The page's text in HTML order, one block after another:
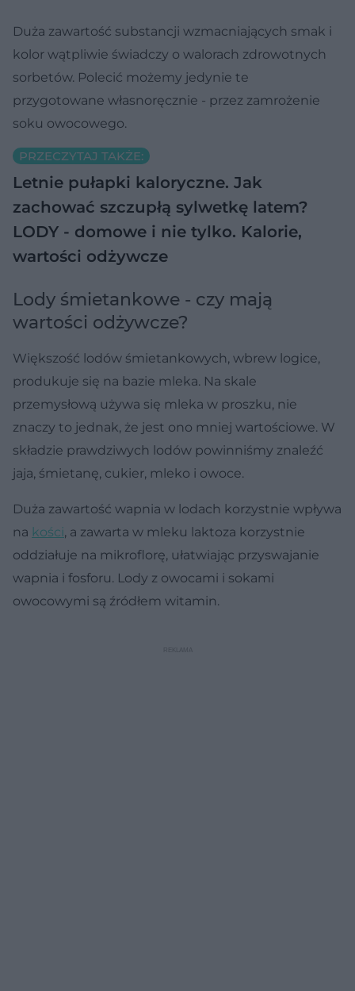
Duża zawartość substancji wzmacniających smak i
kolor wątpliwie świadczy o walorach zdrowotnych
sorbetów. Polecić możemy jedynie te
przygotowane własnoręcznie - przez zamrożenie
soku owocowego.
PRZECZYTAJ TAKŻE:
Letnie pułapki kaloryczne. Jak
zachować szczupłą sylwetkę latem?
LODY - domowe i nie tylko. Kalorie,
wartości odżywcze
Lody śmietankowe - czy mają
wartości odżywcze?
Większość lodów śmietankowych, wbrew logice,
produkuje się na bazie mleka. Na skale
przemysłową używa się mleka w proszku, nie
znaczy to jednak, że jest ono mniej wartościowe. W
składzie prawdziwych lodów powinniśmy znaleźć
jaja, śmietanę, cukier, mleko i owoce.
Duża zawartość wapnia w lodach korzystnie wpływa
na kości, a zawarta w mleku laktoza korzystnie
oddziałuje na mikroflorę, ułatwiając przyswajanie
wapnia i fosforu. Lody z owocami i sokami
owocowymi są źródłem witamin.